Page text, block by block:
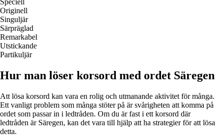
Originell
Singuljär
Särpräglad
Remarkabel
Utstickande
Partikuljär
Hur man löser korsord med ordet Säregen
Att lösa korsord kan vara en rolig och utmanande aktivitet för många.
Ett vanligt problem som många stöter på är svårigheten att komma på
ordet som passar in i ledtråden. Om du är fast i ett korsord där
ledtråden är Säregen, kan det vara till hjälp att ha strategier för att lösa
detta.